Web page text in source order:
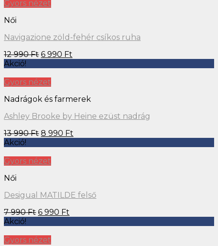
Gyors nézet
Női
Navigazione zöld-fehér csíkos ruha
12 990Ft 6 990 Ft
Akció!
Gyors nézet
Nadrágok és farmerek
Ashley Brooke by Heine ezüst nadrág
13 990Ft 8 990 Ft
Akció!
Gyors nézet
Női
Desigual MATILDE felső
7 990Ft 6 990 Ft
Akció!
Gyors nézet